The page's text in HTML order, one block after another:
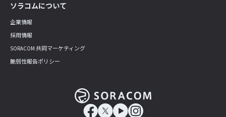
ソラコムについて
企業情報
採用情報
SORACOM 共同マーケティング
脆弱性報告ポリシー